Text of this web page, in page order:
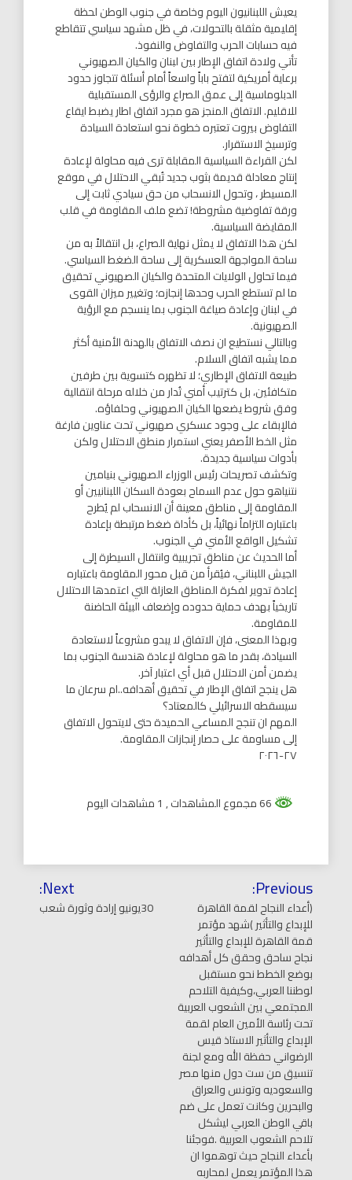
يعيش اللبنانيون اليوم وخاصة في جنوب الوطن لحظة
إقليمية مثقلة بالتحولات، في ظل مشهد سياسي تتقاطع
فيه حسابات الحرب والتفاوض والنفوذ.
تأتي ولادة اتفاق الإطار بين لبنان والكيان الصهيوني
برعاية أمريكية لتفتح باباً واسعاً أمام أسئلة تتجاوز حدود
الدبلوماسية إلى عمق الصراع والرؤى المستقبلية
للاقليم. الاتفاق المنجز هو مجرد اتفاق اطار يضبط ايقاع
التفاوض بيروت تعتبره خطوة نحو استعادة السيادة
وترسيخ الاستقرار.
لكن القراءة السياسية المقابلة ترى فيه محاولة لإعادة
إنتاج معادلة قديمة بثوب جديد تُبقي الاحتلال في موقع
المسيطر ، وتحول الانسحاب من حق سيادي ثابت إلى
ورقة تفاوضية مشروطة! تضع ملف المقاومة في قلب
المقايضة السياسية.
لكن هذا الاتفاق لا يمثل نهاية الصراع، بل انتقالاً به من
ساحة المواجهة العسكرية إلى ساحة الضغط السياسي.
فيما تحاول الولايات المتحدة والكيان الصهيوني تحقيق
ما لم تستطع الحرب وحدها إنجازه؛ وتغيير ميزان القوى
في لبنان وإعادة صياغة الجنوب بما ينسجم مع الرؤية
الصهيونية.
وبالتالي نستطيع ان نصف الاتفاق بالهدنة الأمنية أكثر
مما يشبه اتفاق السلام.
طبيعة الاتفاق الإطاري؛ لا تظهره كتسوية بين طرفين
متكافئين، بل كترتيب أمني تُدار من خلاله مرحلة انتقالية
وفق شروط يضعها الكيان الصهيوني وحلفاؤه.
فالإبقاء على وجود عسكري صهيوني تحت عناوين فارغة
مثل الخط الأصفر يعني استمرار منطق الاحتلال ولكن
بأدوات سياسية جديدة.
وتكشف تصريحات رئيس الوزراء الصهيوني بنيامين
نتنياهو حول عدم السماح بعودة السكان اللبنانيين أو
المقاومة إلى مناطق معينة أن الانسحاب لم يُطرح
باعتباره التزاماً نهائياً، بل كأداة ضغط مرتبطة بإعادة
تشكيل الواقع الأمني في الجنوب.
أما الحديث عن مناطق تجريبية وانتقال السيطرة إلى
الجيش اللبناني، فيُقرأ من قبل محور المقاومة باعتباره
إعادة تدوير لفكرة المناطق العازلة التي اعتمدها الاحتلال
تاريخياً بهدف حماية حدوده وإضعاف البيئة الحاضنة
للمقاومة.
وبهذا المعنى، فإن الاتفاق لا يبدو مشروعاً لاستعادة
السيادة، بقدر ما هو محاولة لإعادة هندسة الجنوب بما
يضمن أمن الاحتلال قبل أي اعتبار آخر.
هل ينجح اتفاق الإطار في تحقيق أهدافه..ام سرعان ما
سيسقطه الاسرائيلي كالمعتاد؟
المهم ان تنجح المساعي الحميدة حتى لايتحول الاتفاق
إلى مساومة على حصار إنجازات المقاومة.
٢٧-٢٠٢٦
, 1 مشاهدات اليوم
تصفّح
المقالات
Previous:
(أعداء النجاح لقمة القاهرة
للإبداع والتأثير )شهد مؤتمر
قمة القاهرة للإبداع والتأثير
نجاح ساحق وحقق كل أهدافه
بوضع الخطط نحو مستقبل
لوطننا العربي،وكيفية التلاحم
المجتمعي بين الشعوب العربية
تحت رئاسة الأمين العام لقمة
الإبداع والتأثير الاستاذ قيس
الرضواني حفظة الله ومع لجنة
تنسيق من ست دول منها مصر
والسعوديه وتونس والعراق
والبحرين وكانت تعمل على ضم
باقي الوطن العربي ليشكل
تلاحم الشعوب العربية .فوجئنا
بأعداء النجاح حيث توهموا ان
هذا المؤتمر يعمل لمحاربه
Next:
30يونيو إرادة وثورة شعب